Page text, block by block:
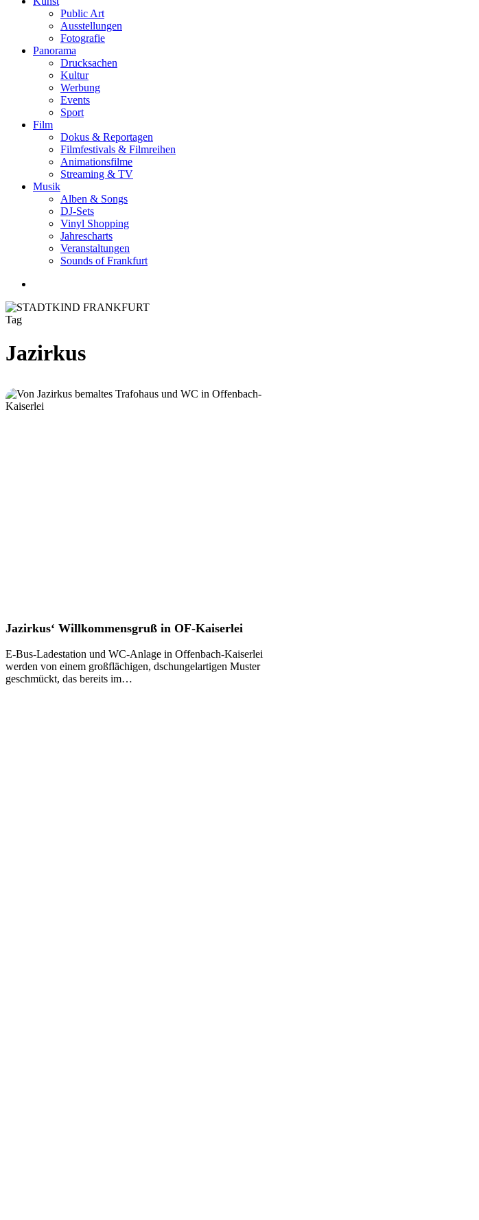
Public Art
Ausstellungen
Fotografie
Panorama
Drucksachen
Kultur
Werbung
Events
Sport
Film
Dokus & Reportagen
Filmfestivals & Filmreihen
Animationsfilme
Streaming & TV
Musik
Alben & Songs
DJ-Sets
Vinyl Shopping
Jahrescharts
Veranstaltungen
Sounds of Frankfurt
Tag
Jazirkus
Jazirkus‘
in
OF-
Kaiserlei
Jazirkus‘ Willkommensgruß in OF-Kaiserlei
E-Bus-Ladestation und WC-Anlage in Offenbach-Kaiserlei
werden von einem großflächigen, dschungelartigen Muster
geschmückt, das bereits im…